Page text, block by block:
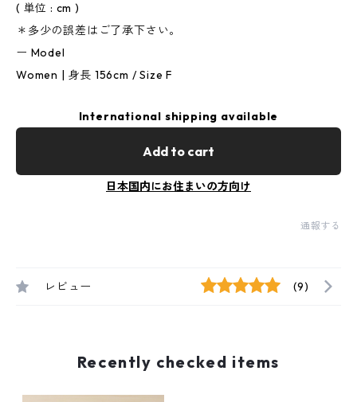
( 単位 : cm )
＊多少の誤差はご了承下さい。
ー Model
Women | 身長 156cm / Size F
International shipping available
Add to cart
日本国内にお住まいの方向け
通報する
レビュー (9)
Recently checked items